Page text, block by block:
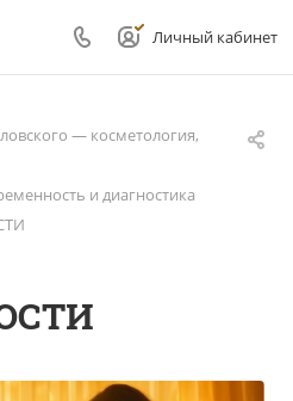
Личный кабинет
— косметология,
и диагностика